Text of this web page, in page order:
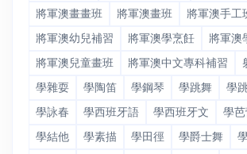
將軍澳畫畫班
將軍澳畫班
將軍澳手工
將軍澳幼兒補習
將軍澳學烹飪
將軍澳
將軍澳兒童畫班
將軍澳中文專科補習
學雜耍
學陶笛 學鋼琴 學跳舞 學
學詠春
學西班牙語 學西班牙文 學
學結他
學素描 學田徑 學爵士舞